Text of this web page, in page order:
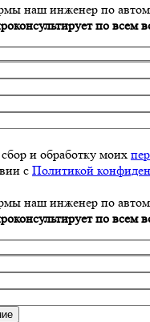
наш инженер по
по всем
и обработку моих
с Политикой
наш инженер по
по всем